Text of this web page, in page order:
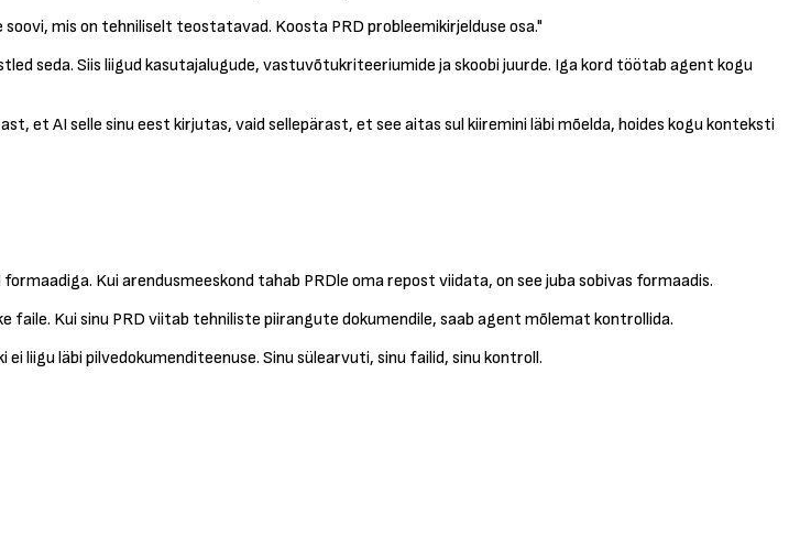
mis on tehniliselt teostatavad. Koosta PRD probleemikirjelduse osa."
seda. Siis liigud kasutajalugude, vastuvõtukriteeriumide ja skoobi juurde. Iga kord töötab agent kogu
et AI selle sinu eest kirjutas, vaid sellepärast, et see aitas sul kiiremini läbi mõelda, hoides kogu konteksti
Kui arendusmeeskond tahab PRDle oma repost viidata, on see juba sobivas formaadis.
Kui sinu PRD viitab tehniliste piirangute dokumendile, saab agent mõlemat kontrollida.
liigu läbi pilvedokumenditeenuse. Sinu sülearvuti, sinu failid, sinu kontroll.